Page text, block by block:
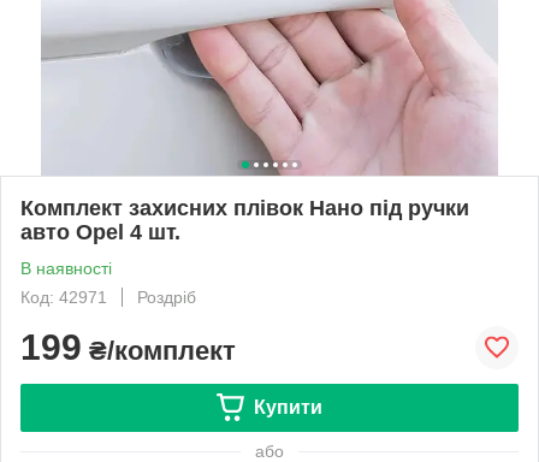
Комплект захисних плівок Нано під ручки
авто Opel 4 шт.
В наявності
Код: 42971
Роздріб
199 ₴/комплект
Купити
або